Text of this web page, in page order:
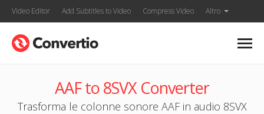
Video Editor Add Subtitles to Video Compress Video Altro
AAF to 8SVX Converter
Trasforma le colonne sonore AAF in audio 8SVX